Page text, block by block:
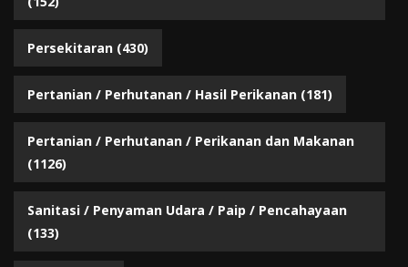
Persekitaran (430)
Pertanian / Perhutanan / Hasil Perikanan (181)
Pertanian / Perhutanan / Perikanan dan Makanan
(1126)
Sanitasi / Penyaman Udara / Paip / Pencahayaan
(133)